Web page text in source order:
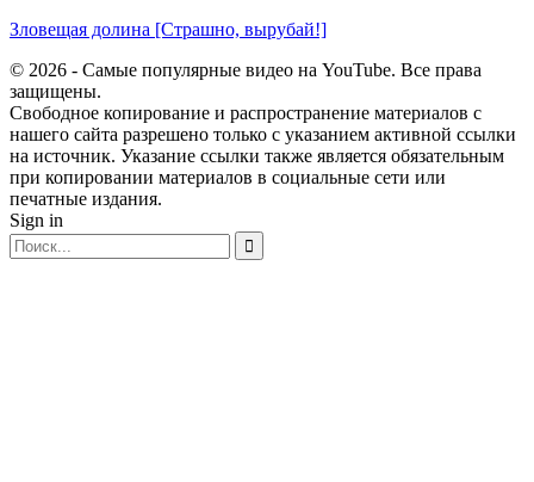
Зловещая долина [Страшно, вырубай!]
© 2026 - Самые популярные видео на YouTube. Все права
защищены.
Свободное копирование и распространение материалов с
нашего сайта разрешено только с указанием активной ссылки
на источник. Указание ссылки также является обязательным
при копировании материалов в социальные сети или
печатные издания.
Sign in